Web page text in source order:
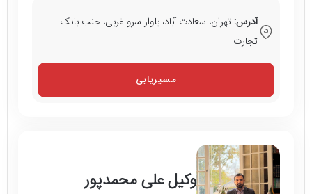
آدرس: تهران، سعادت آباد، بلوار سرو غربی، جنب بانک
تجارت
مسیریابی
وکیل علی محمدپور